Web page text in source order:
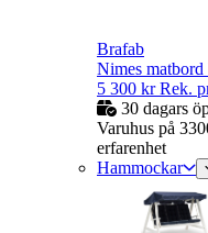
Brafab
Nimes
5 300 kr Rek.
30 dagars
Varuhus på
erfarenhet
Hammockar